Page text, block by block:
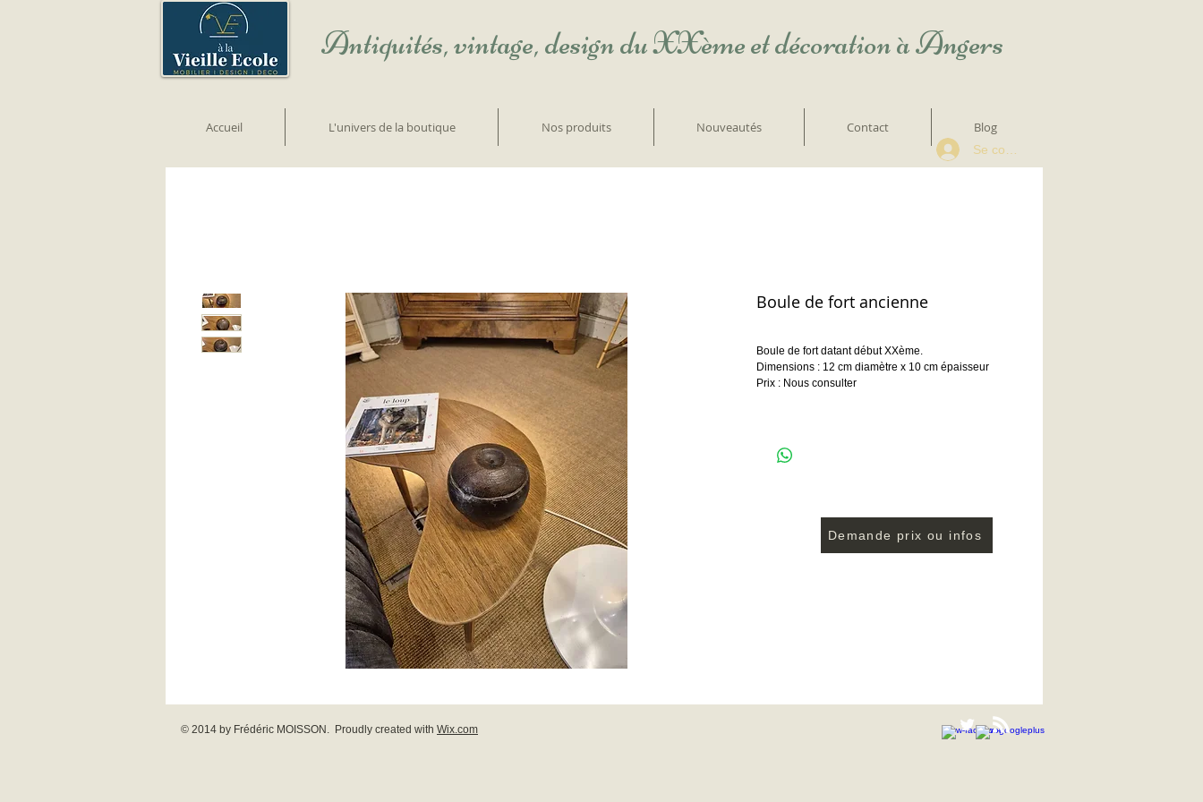
Antiquités, vintage, design du XXème et décoration à Angers
Se connecter
Accueil L'univers de la boutique Nos produits Nouveautés Contact Blog
Boule de fort ancienne
Boule de fort datant début XXème.
Dimensions : 12 cm diamètre x 10 cm épaisseur
Prix : Nous consulter
Demande prix ou infos
© 2014 by Frédéric MOISSON. Proudly created with Wix.com